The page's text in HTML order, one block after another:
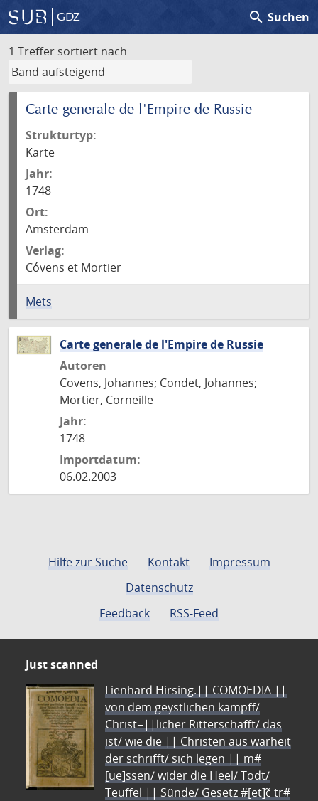
GDZ search Suchen
1 Treffer sortiert nach
Carte generale de l'Empire de Russie
Strukturtyp:
Karte
Jahr:
1748
Ort:
Amsterdam
Verlag:
Cóvens et Mortier
Mets
Carte generale de l'Empire de Russie
Autoren
Covens, Johannes; Condet, Johannes;
Mortier, Corneille
Jahr:
1748
Importdatum:
06.02.2003
Hilfe zur Suche Kontakt
Impressum
Datenschutz
Feedback
RSS-Feed
Just scanned
Lienhard Hirsing.|| COMOEDIA ||
von dem geystlichen kampff/
Christ=||licher Ritterschafft/ das
ist/ wie die || Christen aus warheit
der schrifft/ sich legen || m#
[ue]ssen/ wider die Heel/ Todt/
Teuffel || Sünde/ Gesetz #[et]c̃ tr#